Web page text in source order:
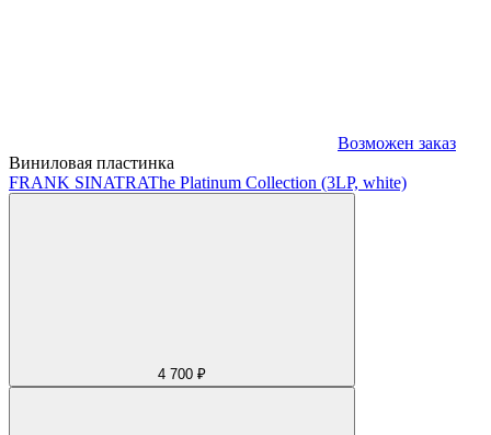
Возможен заказ
Виниловая пластинка
FRANK SINATRAThe Platinum Collection (3LP, white)
4 700 ₽